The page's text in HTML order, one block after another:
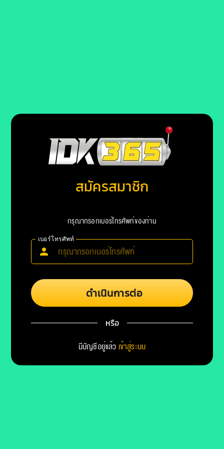
สมัครสมาชิก
กรุณากรอกเบอร์โทรศัพท์ของท่าน
เบอร์โทรศัพท์
ดำเนินการต่อ
หรือ
มีบัญชีอยู่แล้ว เข้าสู่ระบบ